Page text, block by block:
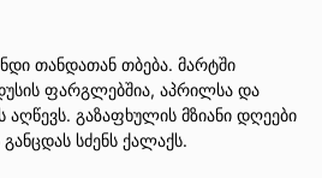
თანდათან თბება. მარტში
ფარგლებშია, აპრილსა და
აღწევს. გაზაფხულის მზიანი დღეები
სძენს ქალაქს.